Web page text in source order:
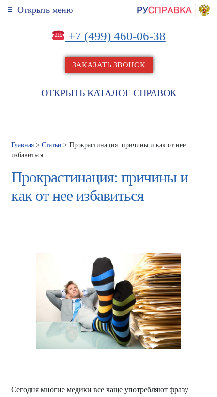
Открыть меню
ОТКРЫТЬ КАТАЛОГ СПРАВОК
+7 (499) 460-06-38
ЗАКАЗАТЬ ЗВОНОК
Главная> Статьи > Прокрастинация: причины и как от нее
избавиться
Прокрастинация: причины и
как от нее избавиться
Сегодня многие медики все чаще употребляют фразу